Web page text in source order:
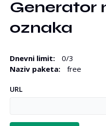
Cijene
Više
NADOGRADI
Generator
oznaka
Dnevni limit: 0/3
Naziv paketa: free
URL